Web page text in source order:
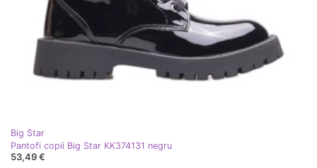
Big Star
Pantofi copii Big Star KK374131 negru
53,49 €